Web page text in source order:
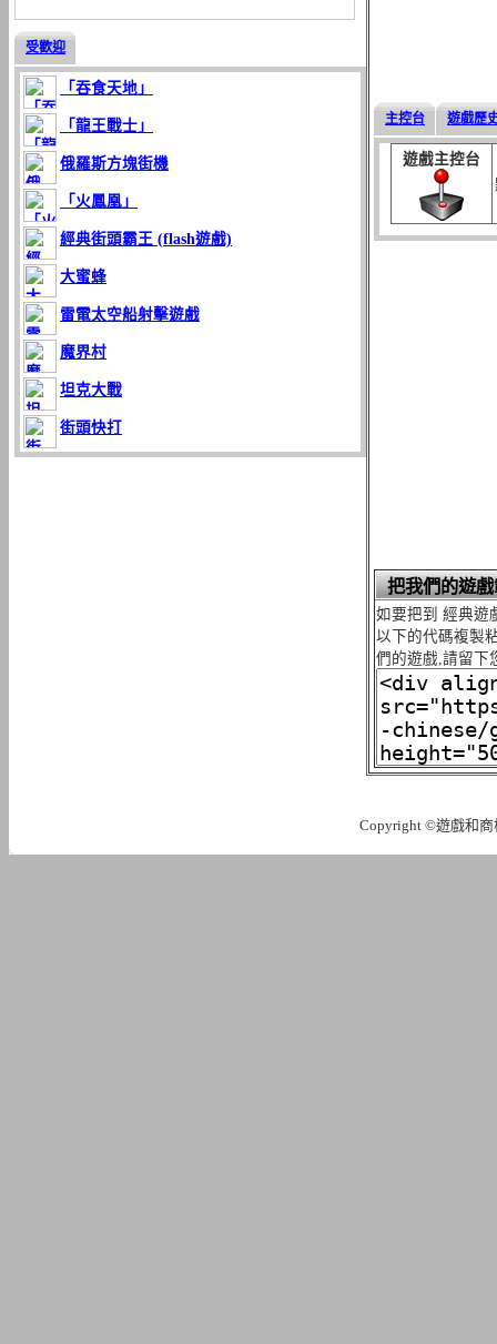
受歡迎
「吞食天地」
「龍王戰士」
俄羅斯方塊街機
「火鳳凰」
經典街頭霸王 (flash遊戲)
大蜜蜂
雷電太空船射擊遊戲
魔界村
坦克大戰
街頭快打
主控台 遊戲歷
遊戲主控台
把我們的遊
如要把到 經典遊
以下的代碼複製
們的遊戲,請留下
Copyright ©遊戲和